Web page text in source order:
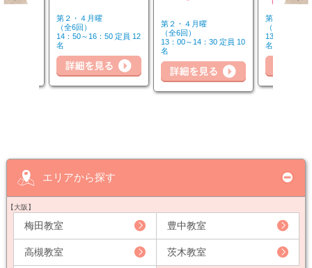
第２・４月曜
（全6回）
14：50～16：50 定員 12
名
第２・４月曜
（全6回）
13：00～14：30 定員 10
名
第２水曜
（全3回）
13：00～14
名
詳細を見る
エリアから探す
【大阪】
梅田教室 豊中教室
高槻教室 茨木教室